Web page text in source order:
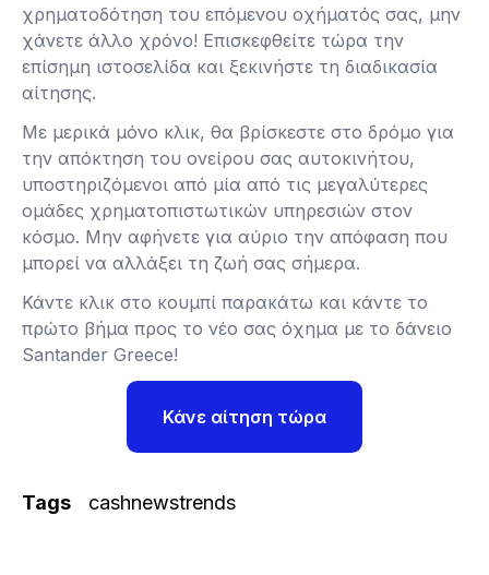
χρηματοδότηση του επόμενου οχήματός σας, μην
χάνετε άλλο χρόνο! Επισκεφθείτε τώρα την
επίσημη ιστοσελίδα και ξεκινήστε τη διαδικασία
αίτησης.
Με μερικά μόνο κλικ, θα βρίσκεστε στο δρόμο για
την απόκτηση του ονείρου σας αυτοκινήτου,
υποστηριζόμενοι από μία από τις μεγαλύτερες
ομάδες χρηματοπιστωτικών υπηρεσιών στον
κόσμο. Μην αφήνετε για αύριο την απόφαση που
μπορεί να αλλάξει τη ζωή σας σήμερα.
Κάντε κλικ στο κουμπί παρακάτω και κάντε το
πρώτο βήμα προς το νέο σας όχημα με το δάνειο
Santander Greece!
Κάνε αίτηση τώρα
Tags cashnewstrends